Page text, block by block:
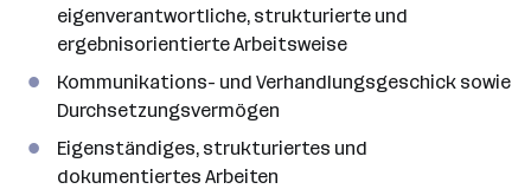
eigenverantwortliche, strukturierte und
ergebnisorientierte Arbeitsweise
Kommunikations- und Verhandlungsgeschick sowie
Durchsetzungsvermögen
Eigenständiges, strukturiertes und
dokumentiertes Arbeiten